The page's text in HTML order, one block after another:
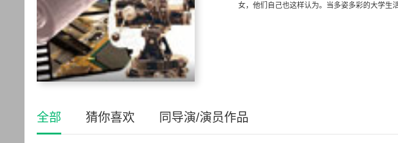
女，他们自己也这样认为。当多姿多彩的大学生
全部 猜你喜欢 同导演/演员作品